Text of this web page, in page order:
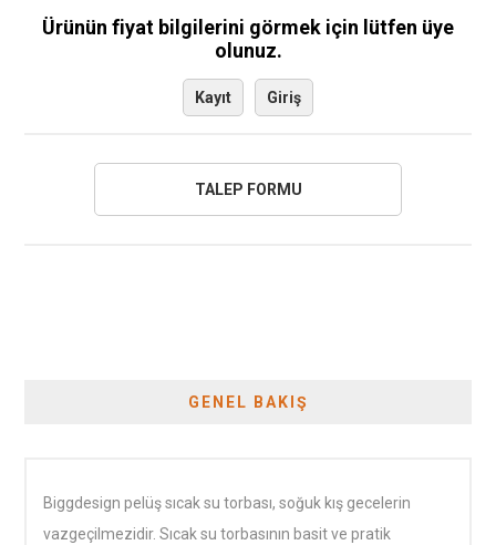
Ürünün fiyat bilgilerini görmek için lütfen üye
olunuz.
Kayıt Giriş
GENEL BAKIŞ
Biggdesign pelüş sıcak su torbası, soğuk kış gecelerin
vazgeçilmezidir. Sıcak su torbasının basit ve pratik